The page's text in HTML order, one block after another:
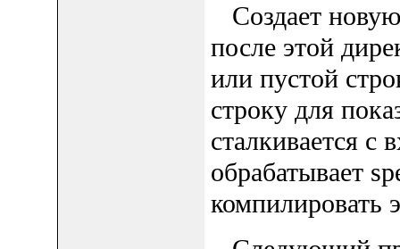
Создает
после этой
или пустой
строку для
сталкивается
обрабатывает
компилировать